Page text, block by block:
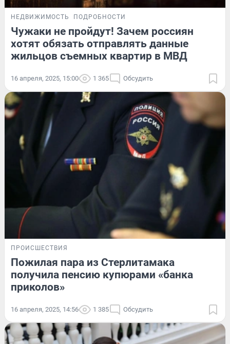
НЕДВИЖИМОСТЬ ПОДРОБНОСТИ
Чужаки не пройдут! Зачем россиян
хотят обязать отправлять данные
жильцов съемных квартир в МВД
16 апреля, 2025, 15:00 1 365 Обсудить
ПРОИСШЕСТВИЯ
Пожилая пара из Стерлитамака
получила пенсию купюрами «банка
приколов»
16 апреля, 2025, 14:56 1 385 Обсудить